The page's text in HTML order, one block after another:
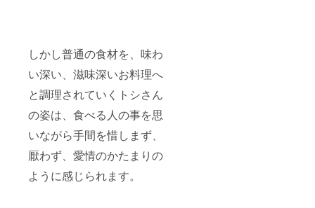
しかし普通の食材を、味わ
い深い、滋味深いお料理へ
と調理されていくトシさん
の姿は、食べる人の事を思
いながら手間を惜しまず、
厭わず、愛情のかたまりの
ように感じられます。